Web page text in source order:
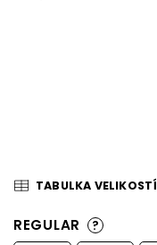
TABULKA VELIKOSTÍ
REGULAR ?